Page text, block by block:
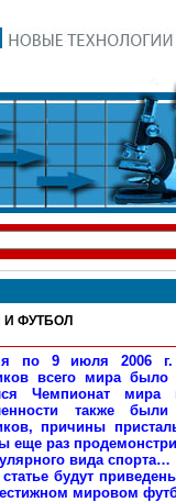
И ФУТБОЛ
по 9 июля 2006 г.
всего мира
Чемпионат мира
также
причины
еще раз
вида спорта…
будут
мировом